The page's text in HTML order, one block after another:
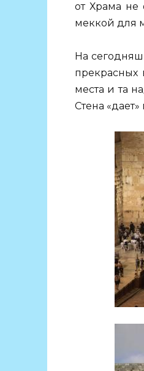
от Храма не
меккой для
На
прекрасных
места и та
Стена